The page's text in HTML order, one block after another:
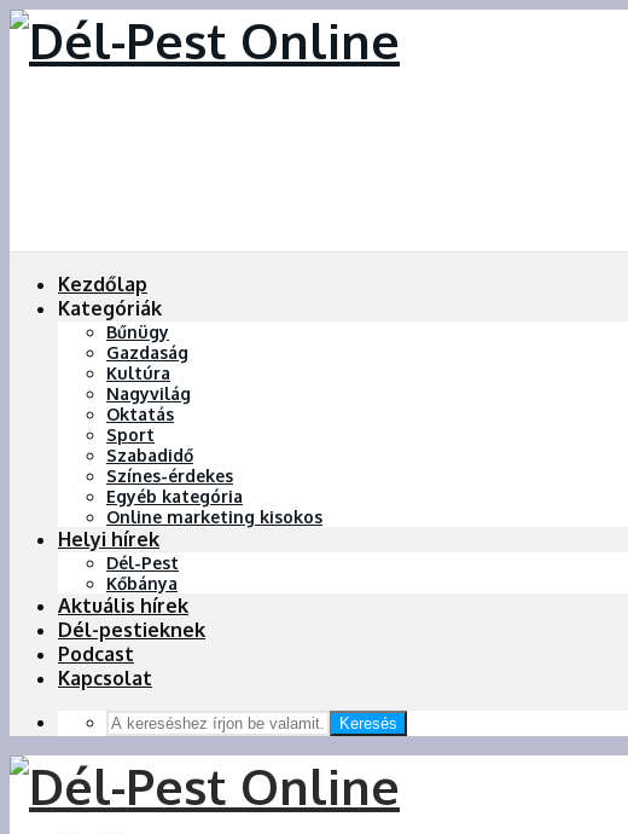
Kezdőlap
Kategóriák
Bűnügy
Gazdaság
Kultúra
Nagyvilág
Oktatás
Sport
Szabadidő
Színes-érdekes
Egyéb kategória
Online marketing kisokos
Helyi hírek
Dél-Pest
Kőbánya
Aktuális hírek
Dél-pestieknek
Podcast
Kapcsolat
Keresés